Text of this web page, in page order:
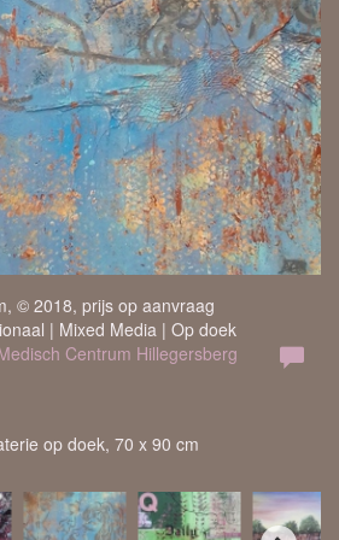
© 2018, prijs op aanvraag
| Mixed Media | Op doek
Centrum Hillegersberg
op doek, 70 x 90 cm